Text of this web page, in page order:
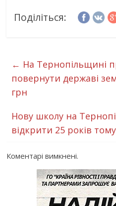
Поділіться:
← На Тернопільщині
повернути державі
грн
Нову школу на
відкрити 25 років тому
Коментарі вимкнені.